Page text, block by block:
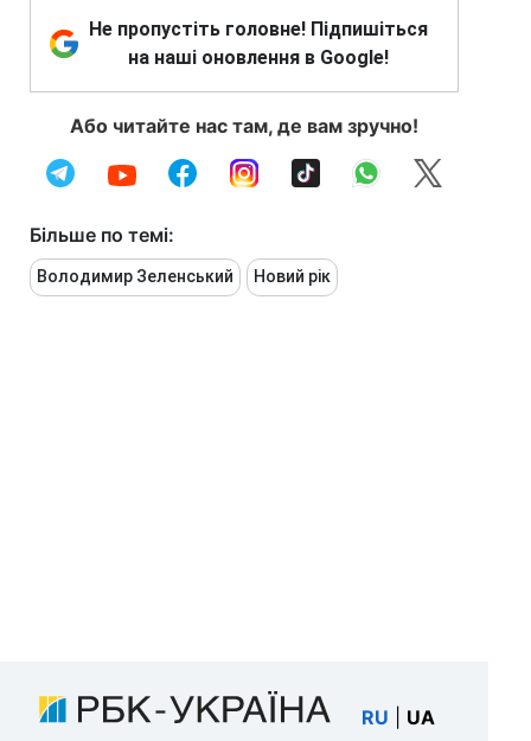
Не пропустіть головне! Підпишіться
на наші оновлення в Google!
Або читайте нас там, де вам зручно!
Більше по темі:
Володимир Зеленський Новий рік
RU UA